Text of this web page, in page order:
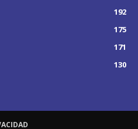
192
175
171
130